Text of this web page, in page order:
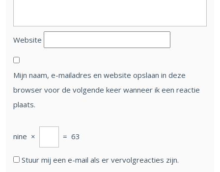
Website
Mijn naam, e-mailadres en website opslaan in deze
browser voor de volgende keer wanneer ik een reactie
plaats.
nine × = 63
Stuur mij een e-mail als er vervolgreacties zijn.